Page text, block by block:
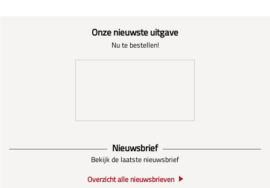
Onze nieuwste uitgave
Nu te bestellen!
Nieuwsbrief
Bekijk de laatste nieuwsbrief
Overzicht alle nieuwsbrieven